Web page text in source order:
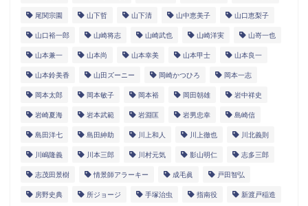
尾関宗園 山下哲 山下清 山中恵美子 山口恵梨子
山口裕一郎 山崎将志 山崎武也 山崎洋実 山嵜一也
山本兼一 山本尚 山本幸美 山本甲士 山本良一
山本鈴美香 山田ズーニー 岡崎かつひろ 岡本一志
岡本太郎 岡本敏子 岡本裕 岡田朝雄 岩中祥史
岩崎夏海 岩本武範 岩淵匡 岩男忠幸 島崎信
島田洋七 島田紳助 川上和人 川上徹也 川北義則
川嶋隆義 川本三郎 川村元気 影山明仁 志多三郎
志茂田景樹 情景師アラーキー 成毛眞 戸田智弘
房野史典 所ジョージ 手塚治虫 指南役 新渡戸稲造